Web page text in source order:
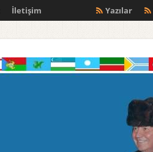
İletişim Yazılar